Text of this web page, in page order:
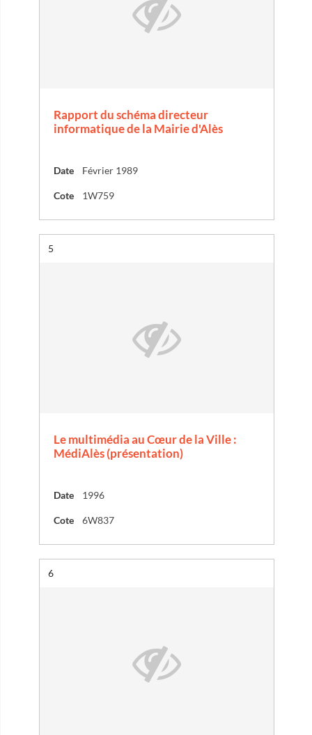
Rapport du schéma directeur
informatique de la Mairie d'Alès
Date Février 1989
Cote 1W759
Résultat n°
5
Le multimédia au Cœur de la Ville :
MédiAlès (présentation)
Date 1996
Cote 6W837
Résultat n°
6